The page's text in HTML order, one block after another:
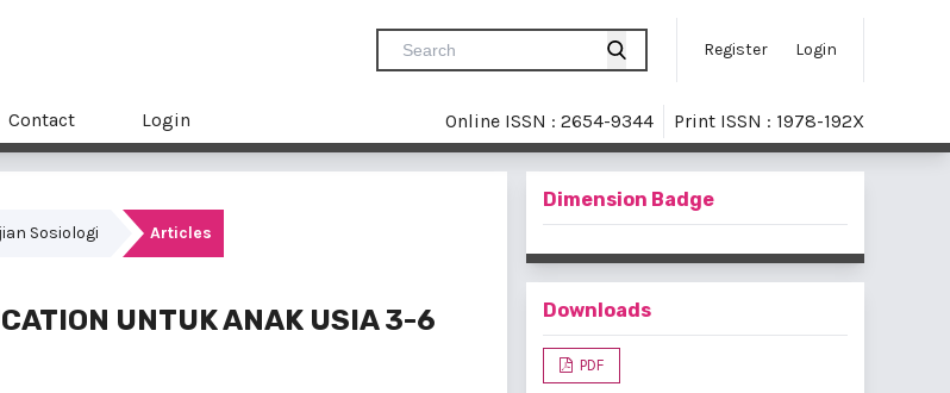
Register Login
Contact Login Online ISSN : 2654-9344 Print ISSN : 1978-192X
Sosiologi Articles
UNTUK ANAK USIA 3-6
Dimension Badge
Downloads
PDF